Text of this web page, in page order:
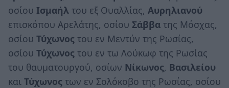
οσίου Ισμαήλ του εξ Ουαλλίας, Αυρηλιανού
επισκόπου Αρελάτης, οσίου Σάββα της Μόσχας,
οσίου Τύχωνος του εν Μεντύν της Ρωσίας,
οσίου Τύχωνος του εν τω Λούκωφ της Ρωσίας
του θαυματουργού, οσίων Νίκωνος, Βασιλείου
και Τύχωνος των εν Σολόκοβο της Ρωσίας, οσίου